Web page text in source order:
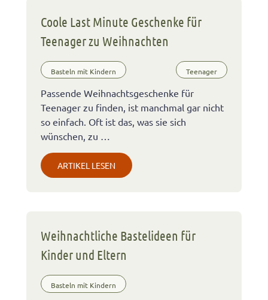
Coole Last Minute Geschenke für
Teenager zu Weihnachten
Basteln mit Kindern Teenager
Passende Weihnachtsgeschenke für
Teenager zu finden, ist manchmal gar nicht
so einfach. Oft ist das, was sie sich
wünschen, zu …
ARTIKEL LESEN
Weihnachtliche Bastelideen für
Kinder und Eltern
Basteln mit Kindern